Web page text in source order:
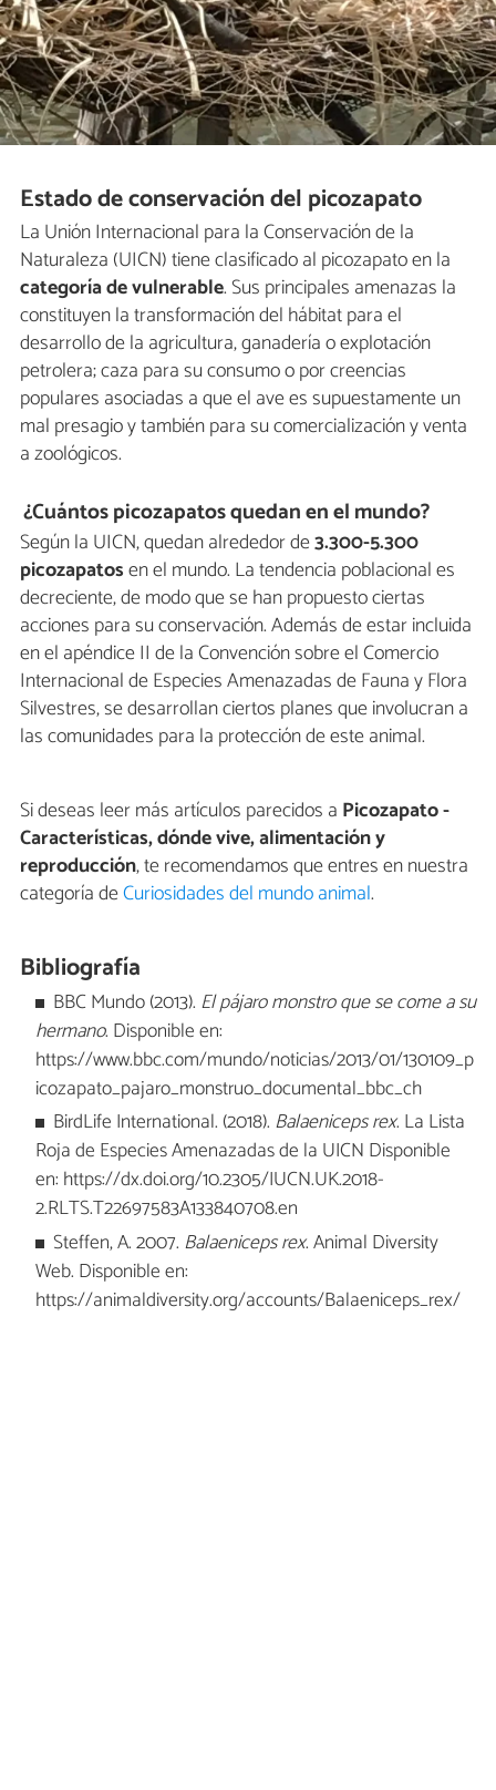
Estado de conservación del picozapato
La Unión Internacional para la Conservación de la
Naturaleza (UICN) tiene clasificado al picozapato en la
categoría de vulnerable. Sus principales amenazas la
constituyen la transformación del hábitat para el
desarrollo de la agricultura, ganadería o explotación
petrolera; caza para su consumo o por creencias
populares asociadas a que el ave es supuestamente un
mal presagio y también para su comercialización y venta
a zoológicos.
¿Cuántos picozapatos quedan en el mundo?
Según la UICN, quedan alrededor de3.300-5.300
picozapatosen el mundo. La tendencia poblacional es
decreciente, de modo que se han propuesto ciertas
acciones para su conservación. Además de estar incluida
en el apéndice II de la Convención sobre el Comercio
Internacional de Especies Amenazadas de Fauna y Flora
Silvestres, se desarrollan ciertos planes que involucran a
las comunidades para la protección de este animal.
Si deseas leer más artículos parecidos a Picozapato -
Características, dónde vive, alimentación y
reproducción, te recomendamos que entres en nuestra
categoría deCuriosidades del mundo animal.
Bibliografía
BBC Mundo (2013). El pájaro monstro que se come a su
hermano. Disponible en:
https://www.bbc.com/mundo/noticias/2013/01/130109_p
icozapato_pajaro_monstruo_documental_bbc_ch
BirdLife International. (2018). Balaeniceps rex. La Lista
Roja de Especies Amenazadas de la UICN Disponible
en: https://dx.doi.org/10.2305/IUCN.UK.2018-
2.RLTS.T22697583A133840708.en
Steffen, A. 2007. Balaeniceps rex. Animal Diversity
Web. Disponible en:
https://animaldiversity.org/accounts/Balaeniceps_rex/